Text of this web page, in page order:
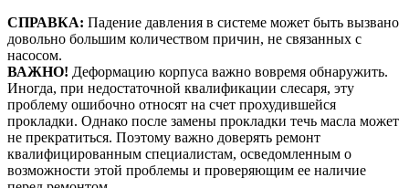
СПРАВКА: Падение давления в системе может быть вызвано
довольно большим количеством причин, не связанных с
насосом.
ВАЖНО! Деформацию корпуса важно вовремя обнаружить.
Иногда, при недостаточной квалификации слесаря, эту
проблему ошибочно относят на счет прохудившейся
прокладки. Однако после замены прокладки течь масла может
не прекратиться. Поэтому важно доверять ремонт
квалифицированным специалистам, осведомленным о
возможности этой проблемы и проверяющим ее наличие